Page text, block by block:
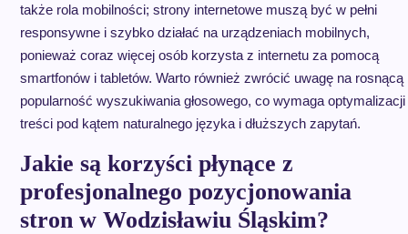
także rola mobilności; strony internetowe muszą być w pełni
responsywne i szybko działać na urządzeniach mobilnych,
ponieważ coraz więcej osób korzysta z internetu za pomocą
smartfonów i tabletów. Warto również zwrócić uwagę na rosnącą
popularność wyszukiwania głosowego, co wymaga optymalizacji
treści pod kątem naturalnego języka i dłuższych zapytań.
Jakie są korzyści płynące z
profesjonalnego pozycjonowania
stron w Wodzisławiu Śląskim?